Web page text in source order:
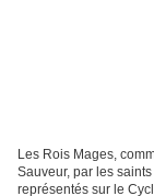
Les Rois Mages,
Sauveur, par les
représentés sur le